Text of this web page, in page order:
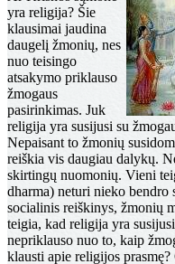
yra religija? Šie
klausimai jaudina
daugelį žmonių, nes
nuo teisingo
atsakymo priklauso
žmogaus
pasirinkimas. Juk
religija yra susijusi su
Nepaisant to žmonių
reiškia vis daugiau dalykų.
skirtingų nuomonių. Vieni
dharma) neturi nieko
socialinis reiškinys, žmonių
teigia, kad religija yra
nepriklauso nuo to, kaip
klausti apie religijos